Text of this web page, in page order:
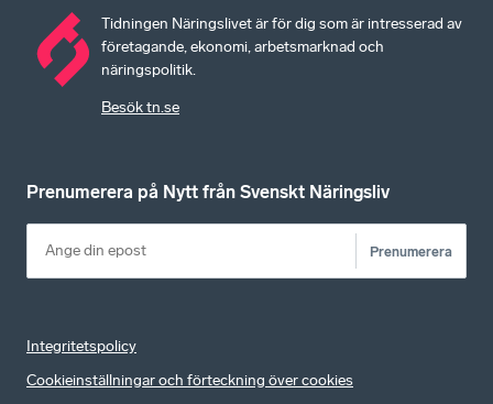
Tidningen Näringslivet är för dig som är intresserad av
företagande, ekonomi, arbetsmarknad och
näringspolitik.
Besök tn.se
Prenumerera på Nytt från Svenskt Näringsliv
Prenumerera
Integritetspolicy
Cookieinställningar och förteckning över cookies